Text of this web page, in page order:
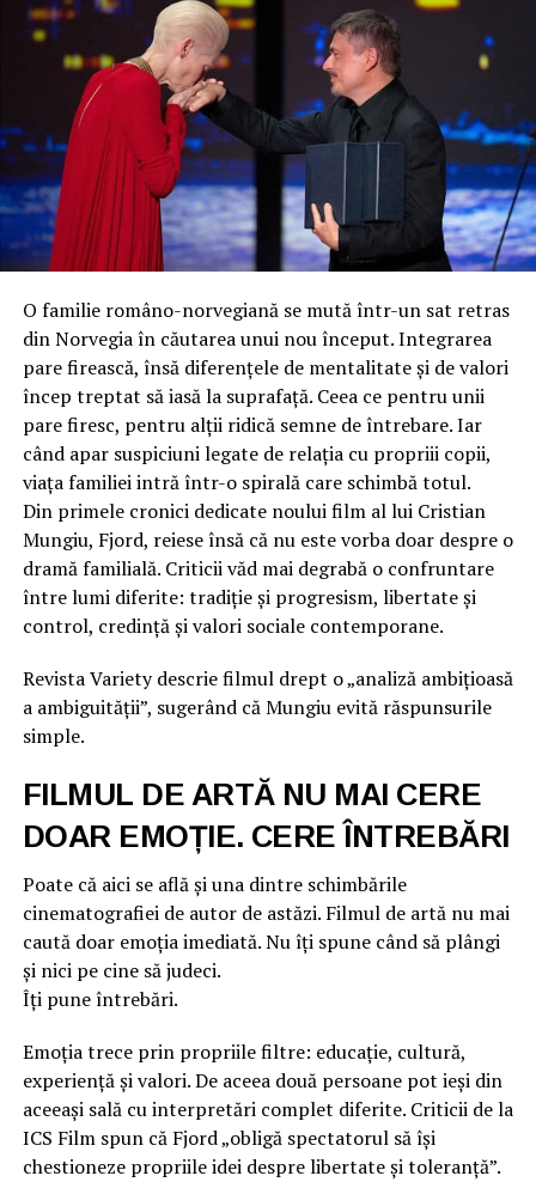
O familie româno-norvegiană se mută într-un sat retras
din Norvegia în căutarea unui nou început. Integrarea
pare firească, însă diferențele de mentalitate și de valori
încep treptat să iasă la suprafață. Ceea ce pentru unii
pare firesc, pentru alții ridică semne de întrebare. Iar
când apar suspiciuni legate de relația cu propriii copii,
viața familiei intră într-o spirală care schimbă totul.
Din primele cronici dedicate noului film al lui Cristian
Mungiu, Fjord, reiese însă că nu este vorba doar despre o
dramă familială. Criticii văd mai degrabă o confruntare
între lumi diferite: tradiție și progresism, libertate și
control, credință și valori sociale contemporane.
Revista Variety descrie filmul drept o „analiză ambițioasă
a ambiguității”, sugerând că Mungiu evită răspunsurile
simple.
FILMUL DE ARTĂ NU MAI CERE
DOAR EMOȚIE. CERE ÎNTREBĂRI
Poate că aici se află și una dintre schimbările
cinematografiei de autor de astăzi. Filmul de artă nu mai
caută doar emoția imediată. Nu îți spune când să plângi
și nici pe cine să judeci.
Îți pune întrebări.
Emoția trece prin propriile filtre: educație, cultură,
experiență și valori. De aceea două persoane pot ieși din
aceeași sală cu interpretări complet diferite. Criticii de la
ICS Film spun că Fjord „obligă spectatorul să își
chestioneze propriile idei despre libertate și toleranță”.